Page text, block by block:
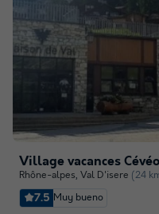
Village vacances
Rhône-alpes, Val D'isere (24
7.5 Muy bueno